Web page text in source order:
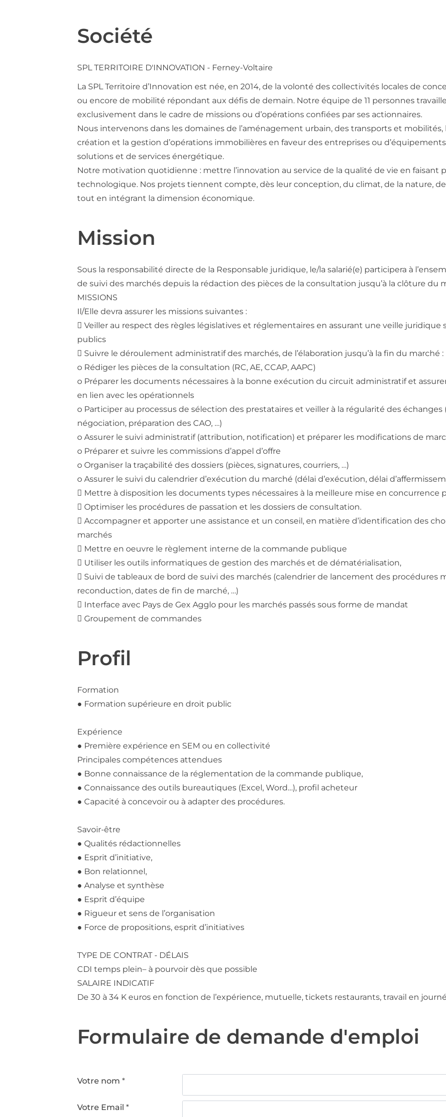
Société
SPL TERRITOIRE D'INNOVATION - Ferney-Voltaire
La SPL Territoire d’Innovation est née, en 2014, de la volonté des collectivités locales de
ou encore de mobilité répondant aux défis de demain. Notre équipe de 11 personnes
exclusivement dans le cadre de missions ou d’opérations confiées par ses actionnaires.
Nous intervenons dans les domaines de l’aménagement urbain, des transports et
création et la gestion d’opérations immobilières en faveur des entreprises ou
solutions et de services énergétique.
Notre motivation quotidienne : mettre l’innovation au service de la qualité de vie en faisant
technologique. Nos projets tiennent compte, dès leur conception, du climat, de la nature,
tout en intégrant la dimension économique.
Mission
Sous la responsabilité directe de la Responsable juridique, le/la salarié(e) participera à
de suivi des marchés depuis la rédaction des pièces de la consultation jusqu’à la clôture du
MISSIONS
Il/Elle devra assurer les missions suivantes :
 Veiller au respect des règles législatives et réglementaires en assurant une veille juridique
publics
 Suivre le déroulement administratif des marchés, de l’élaboration jusqu’à la fin du marché :
o Rédiger les pièces de la consultation (RC, AE, CCAP, AAPC)
o Préparer les documents nécessaires à la bonne exécution du circuit administratif et
en lien avec les opérationnels
o Participer au processus de sélection des prestataires et veiller à la régularité des échanges
négociation, préparation des CAO, …)
o Assurer le suivi administratif (attribution, notification) et préparer les modifications de
o Préparer et suivre les commissions d’appel d’offre
o Organiser la traçabilité des dossiers (pièces, signatures, courriers, …)
o Assurer le suivi du calendrier d’exécution du marché (délai d’exécution, délai
 Mettre à disposition les documents types nécessaires à la meilleure mise en concurrence
 Optimiser les procédures de passation et les dossiers de consultation.
 Accompagner et apporter une assistance et un conseil, en matière d’identification des
marchés
 Mettre en oeuvre le règlement interne de la commande publique
 Utiliser les outils informatiques de gestion des marchés et de dématérialisation,
 Suivi de tableaux de bord de suivi des marchés (calendrier de lancement des procédures
reconduction, dates de fin de marché, …)
 Interface avec Pays de Gex Agglo pour les marchés passés sous forme de mandat
 Groupement de commandes
Profil
Formation
● Formation supérieure en droit public
Expérience
● Première expérience en SEM ou en collectivité
Principales compétences attendues
● Bonne connaissance de la réglementation de la commande publique,
● Connaissance des outils bureautiques (Excel, Word…), profil acheteur
● Capacité à concevoir ou à adapter des procédures.
Savoir-être
● Qualités rédactionnelles
● Esprit d’initiative,
● Bon relationnel,
● Analyse et synthèse
● Esprit d’équipe
● Rigueur et sens de l’organisation
● Force de propositions, esprit d’initiatives
TYPE DE CONTRAT - DÉLAIS
CDI temps plein– à pourvoir dès que possible
SALAIRE INDICATIF
De 30 à 34 K euros en fonction de l’expérience, mutuelle, tickets restaurants, travail en
Formulaire de demande d'emploi
Votre nom *
Votre Email *